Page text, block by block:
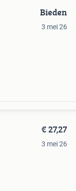
Bieden
3 mei 26
€ 27,27
3 mei 26